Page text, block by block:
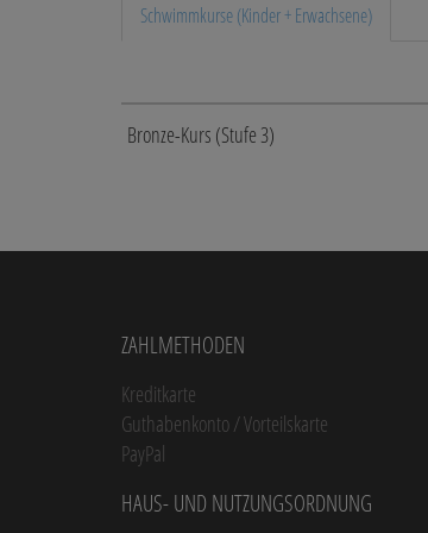
Schwimmkurse (Kinder + Erwachsene)
Bronze-Kurs (Stufe 3)
Zahlmethoden
Kreditkarte
Guthabenkonto / Vorteilskarte
PayPal
Haus- und Nutzungsordnung